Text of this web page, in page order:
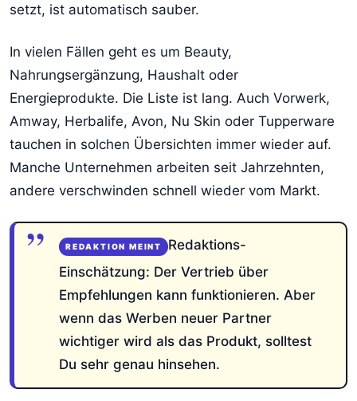
setzt, ist automatisch sauber.
In vielen Fällen geht es um Beauty,
Nahrungsergänzung, Haushalt oder
Energieprodukte. Die Liste ist lang. Auch Vorwerk,
Amway, Herbalife, Avon, Nu Skin oder Tupperware
tauchen in solchen Übersichten immer wieder auf.
Manche Unternehmen arbeiten seit Jahrzehnten,
andere verschwinden schnell wieder vom Markt.
Redaktions-
Einschätzung: Der Vertrieb über
Empfehlungen kann funktionieren. Aber
wenn das Werben neuer Partner
wichtiger wird als das Produkt, solltest
Du sehr genau hinsehen.